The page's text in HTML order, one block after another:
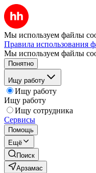
Мы используем файлы
Правила использования
Мы используем файлы
Понятно
Ищу работу
Ищу работу
Ищу работу
Ищу сотрудника
Сервисы
Помощь
Ещё
Поиск
Арзамас